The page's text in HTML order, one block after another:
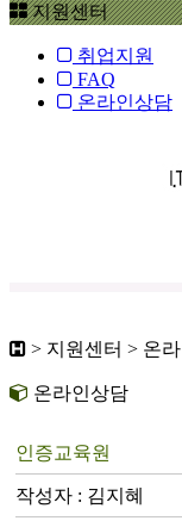
지원센터
취업지원
FAQ
온라인상담
> 지원센터 > 온
온라인상담
인증교육원
작성자 : 김지혜